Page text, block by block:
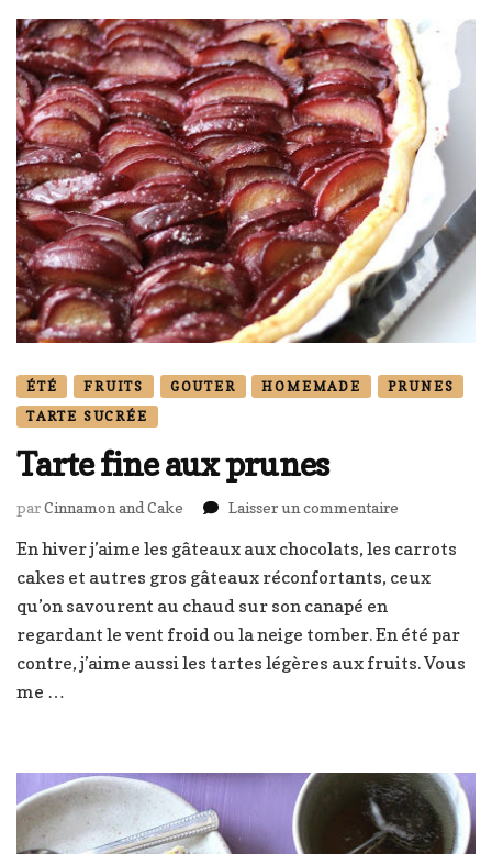
ÉTÉ FRUITS GOUTER HOMEMADE
PRUNES
TARTE SUCRÉE
Tarte fine aux prunes
parCinnamon and Cake Laisser un commentaire
fine
aux
En hiver j’aime les gâteaux aux chocolats, les carrots
cakes et autres gros gâteaux réconfortants, ceux
qu’on savourent au chaud sur son canapé en
regardant le vent froid ou la neige tomber. En été par
contre, j’aime aussi les tartes légères aux fruits. Vous
me …